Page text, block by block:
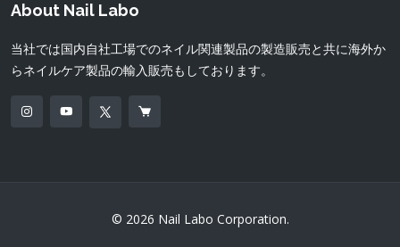
About Nail Labo
当社では国内自社工場でのネイル関連製品の製造販売と共に海外か
らネイルケア製品の輸入販売もしております。
© 2026 Nail Labo Corporation.